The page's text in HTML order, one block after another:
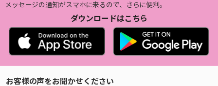
メッセージの通知がスマホに来るので、さらに便利。
ダウンロードはこちら
お客様の声をお聞かせください